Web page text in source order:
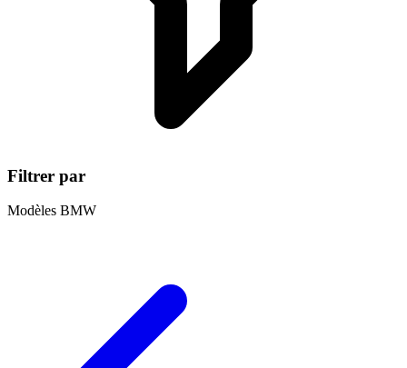
Filtrer par
Modèles BMW